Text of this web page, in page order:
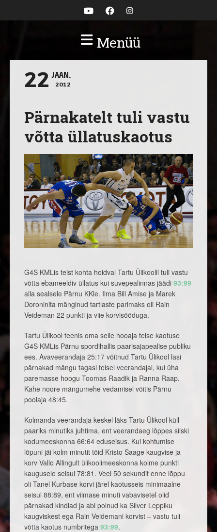
Menüü
22 JAAN.
2012
Pärnakatelt tuli vastu
võtta üllatuskaotus
G4S KMLis teist kohta hoidval Tartu Ülikoolil tuli vastu
võtta ebameeldiv üllatus kui suvepealinnas jäädi 93:99
alla sealsele Pärnu KKle. Ilma Bill Amise ja Marek
Doroninita mänginud tartlaste parimaks oli Rain
Veideman 22 punkti ja viie korvisööduga.
Tartu Ülikool teenis oma selle hooaja teise kaotuse
G4S KMLis Pärnu spordihallis paarisajapealise publiku
ees. Avaveerandaja 25:17 võitnud Tartu Ülikool lasi
pärnakad mängu tagasi teisel veerandajal, kui üha
paremasse hoogu Toomas Raadik ja Ranna Raap.
Kahe noore mängumehe vedamisel võitis Pärnu
poolaja 48:45.
Kolmanda veerandaja keskel läks Tartu Ülikool küll
paariks minutiks juhtima, ent veerandaeg lõppes siiski
kodumeeskonna 66:64 eduseisus. Kui kohtumise
lõpuni jäi kolm minutit tõid Kristo Saage kaugvise ja
korv Vallo Allingult ülikoolimeeskonna kolme punkti
kaugusele seisul 78:81. Veel 50 sekundit enne lõppu
oli Tanel Kurbase korvi järel kaotusseis minimaalne
seisul 88:89, ent viimase minuti vabavisetel olid
pärnakad kindlad ja abi polnud ka Silver Leppiku
kaugviskest ega Rain Veidemani korvist – vastu tuli
võtta kaotus numbritega 93:99.